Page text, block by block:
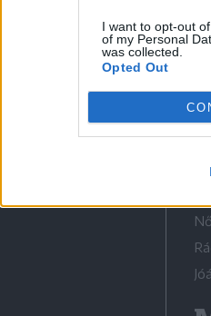
I want to opt-out
of my Personal
was collected.
Opted Out